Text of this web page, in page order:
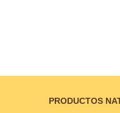
PRODUCTOS